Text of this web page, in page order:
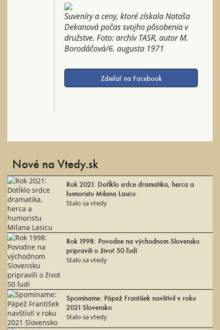
Suveníry a ceny, ktoré získala Nataša
Dekanová počas svojho pôsobenia v
družstve. Foto: archív TASR, autor M.
Borodáčová/6. augusta 1971
Zdieľať na Facebook
Nové na Vtedy.sk
Rok 2021: Dotĺklo srdce dramatika, herca a
humoristu Milana Lasicu
Stalo sa vtedy
Rok 1998: Povodne na východnom Slovensku
pripravili o život 50 ľudí
Stalo sa vtedy
Spomíname: Pápež František navštívil v roku
2021 Slovensko
Stalo sa vtedy